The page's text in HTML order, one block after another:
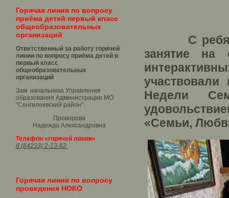
Горячая линия по вопросу
приёма детей первый класс
общеобразовательных
организаций
Ответственный за работу горячей
линии по вопросу приёма детей в
первый класс
общеобразовательных
организаций
Зам. начальника Управления
образования Администрации МО
"Сенгилеевский район"
Проворова
Надежда Александровна
Телефон «горячей линии»
8 (84233) 2-13-62
Горячая линия по вопросу
проведения НОКО
С
занятие на
Недели
«Семьи,